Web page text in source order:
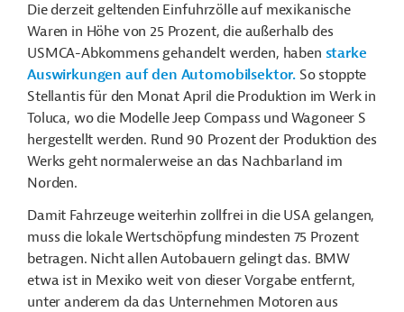
Die derzeit geltenden Einfuhrzölle auf mexikanische
Waren in Höhe von 25 Prozent, die außerhalb des
USMCA-Abkommens gehandelt werden, haben starke
Auswirkungen auf den Automobilsektor. So stoppte
Stellantis für den Monat April die Produktion im Werk in
Toluca, wo die Modelle Jeep Compass und Wagoneer S
hergestellt werden. Rund 90 Prozent der Produktion des
Werks geht normalerweise an das Nachbarland im
Norden.
Damit Fahrzeuge weiterhin zollfrei in die USA gelangen,
muss die lokale Wertschöpfung mindesten 75 Prozent
betragen. Nicht allen Autobauern gelingt das. BMW
etwa ist in Mexiko weit von dieser Vorgabe entfernt,
unter anderem da das Unternehmen Motoren aus